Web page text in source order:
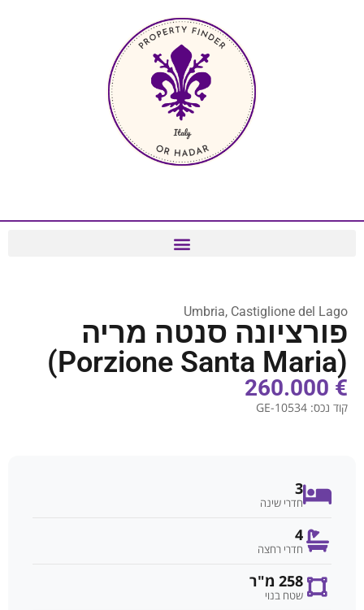
Umbria, Castiglione del Lago
פורציונה סנטה מריה
(Porzione Santa Maria)
€ 260.000
קוד נכס: GE-10534
3
חדרי שינה
4
חדרי רחצה
258 מ"ר
שטח בנוי